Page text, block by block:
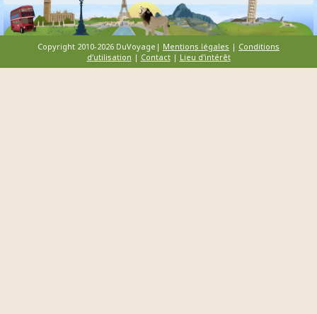
Copyright 2010-2026 DuVoyage| Mentions légales | Conditions
d'utilisation | Contact| Lieu d'intérêt